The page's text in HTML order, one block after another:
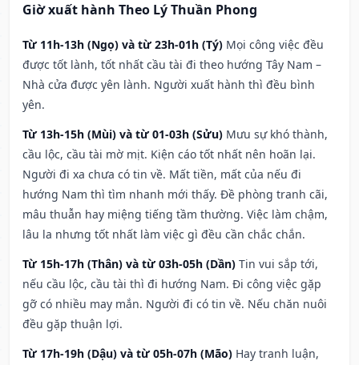
Giờ xuất hành Theo Lý Thuần Phong
Từ 11h-13h (Ngọ) và từ 23h-01h (Tý) Mọi công việc đều
được tốt lành, tốt nhất cầu tài đi theo hướng Tây Nam –
Nhà cửa được yên lành. Người xuất hành thì đều bình
yên.
Từ 13h-15h (Mùi) và từ 01-03h (Sửu) Mưu sự khó thành,
cầu lộc, cầu tài mờ mịt. Kiện cáo tốt nhất nên hoãn lại.
Người đi xa chưa có tin về. Mất tiền, mất của nếu đi
hướng Nam thì tìm nhanh mới thấy. Đề phòng tranh cãi,
mâu thuẫn hay miệng tiếng tầm thường. Việc làm chậm,
lâu la nhưng tốt nhất làm việc gì đều cần chắc chắn.
Từ 15h-17h (Thân) và từ 03h-05h (Dần) Tin vui sắp tới,
nếu cầu lộc, cầu tài thì đi hướng Nam. Đi công việc gặp
gỡ có nhiều may mắn. Người đi có tin về. Nếu chăn nuôi
đều gặp thuận lợi.
Từ 17h-19h (Dậu) và từ 05h-07h (Mão) Hay tranh luận,